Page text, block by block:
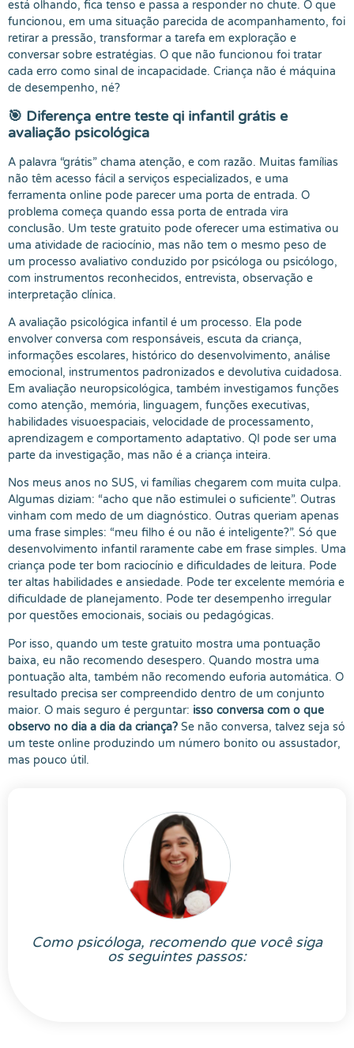
está olhando, fica tenso e passa a responder no chute. O que
funcionou, em uma situação parecida de acompanhamento, foi
retirar a pressão, transformar a tarefa em exploração e
conversar sobre estratégias. O que não funcionou foi tratar
cada erro como sinal de incapacidade. Criança não é máquina
de desempenho, né?
🎯 Diferença entre teste qi infantil grátis e
avaliação psicológica
A palavra “grátis” chama atenção, e com razão. Muitas famílias
não têm acesso fácil a serviços especializados, e uma
ferramenta online pode parecer uma porta de entrada. O
problema começa quando essa porta de entrada vira
conclusão. Um teste gratuito pode oferecer uma estimativa ou
uma atividade de raciocínio, mas não tem o mesmo peso de
um processo avaliativo conduzido por psicóloga ou psicólogo,
com instrumentos reconhecidos, entrevista, observação e
interpretação clínica.
A avaliação psicológica infantil é um processo. Ela pode
envolver conversa com responsáveis, escuta da criança,
informações escolares, histórico do desenvolvimento, análise
emocional, instrumentos padronizados e devolutiva cuidadosa.
Em avaliação neuropsicológica, também investigamos funções
como atenção, memória, linguagem, funções executivas,
habilidades visuoespaciais, velocidade de processamento,
aprendizagem e comportamento adaptativo. QI pode ser uma
parte da investigação, mas não é a criança inteira.
Nos meus anos no SUS, vi famílias chegarem com muita culpa.
Algumas diziam: “acho que não estimulei o suficiente”. Outras
vinham com medo de um diagnóstico. Outras queriam apenas
uma frase simples: “meu filho é ou não é inteligente?”. Só que
desenvolvimento infantil raramente cabe em frase simples. Uma
criança pode ter bom raciocínio e dificuldades de leitura. Pode
ter altas habilidades e ansiedade. Pode ter excelente memória e
dificuldade de planejamento. Pode ter desempenho irregular
por questões emocionais, sociais ou pedagógicas.
Por isso, quando um teste gratuito mostra uma pontuação
baixa, eu não recomendo desespero. Quando mostra uma
pontuação alta, também não recomendo euforia automática. O
resultado precisa ser compreendido dentro de um conjunto
maior. O mais seguro é perguntar: isso conversa com o que
observo no dia a dia da criança? Se não conversa, talvez seja só
um teste online produzindo um número bonito ou assustador,
mas pouco útil.
Como psicóloga, recomendo que você siga
os seguintes passos: